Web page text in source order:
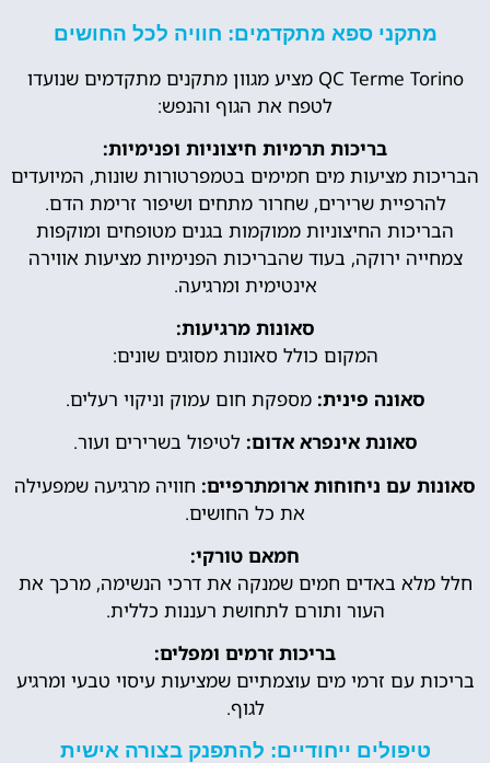
מתקני ספא מתקדמים: חוויה לכל החושים
QC Terme Torino מציע מגוון מתקנים מתקדמים שנועדו
לטפח את הגוף והנפש:
בריכות תרמיות חיצוניות ופנימיות:
הבריכות מציעות מים חמימים בטמפרטורות שונות, המיועדים
להרפיית שרירים, שחרור מתחים ושיפור זרימת הדם.
הבריכות החיצוניות ממוקמות בגנים מטופחים ומוקפות
צמחייה ירוקה, בעוד שהבריכות הפנימיות מציעות אווירה
אינטימית ומרגיעה.
סאונות מרגיעות:
המקום כולל סאונות מסוגים שונים:
סאונה פינית: מספקת חום עמוק וניקוי רעלים.
סאונת אינפרא אדום: לטיפול בשרירים ועור.
סאונות עם ניחוחות ארומתרפיים: חוויה מרגיעה שמפעילה
את כל החושים.
חמאם טורקי:
חלל מלא באדים חמים שמנקה את דרכי הנשימה, מרכך את
העור ותורם לתחושת רעננות כללית.
בריכות זרמים ומפלים:
בריכות עם זרמי מים עוצמתיים שמציעות עיסוי טבעי ומרגיע
לגוף.
טיפולים ייחודיים: להתפנק בצורה אישית